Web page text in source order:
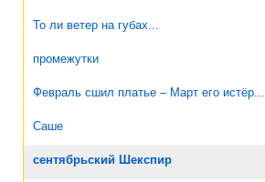
То ли ветер на губах...
промежутки
Февраль сшил платье – Март его истёр...
Саше
сентябрьский Шекспир